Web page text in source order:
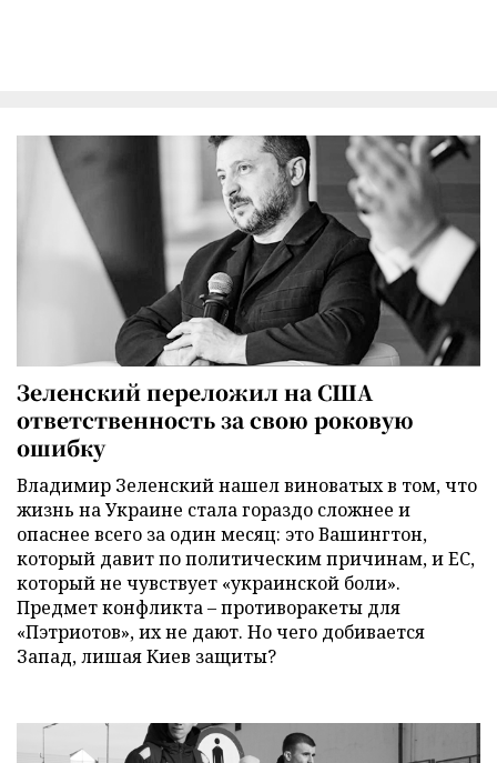
Зеленский переложил на США
ответственность за свою роковую
ошибку
Владимир Зеленский нашел виноватых в том, что
жизнь на Украине стала гораздо сложнее и
опаснее всего за один месяц: это Вашингтон,
который давит по политическим причинам, и ЕС,
который не чувствует «украинской боли».
Предмет конфликта – противоракеты для
«Пэтриотов», их не дают. Но чего добивается
Запад, лишая Киев защиты?